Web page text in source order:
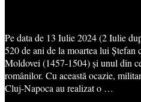
Pe data de 13 Iulie 2024 (2 Iulie
520 de ani de la moartea lui
Moldovei (1457-1504) și unul din
românilor. Cu această ocazie,
Cluj-Napoca au realizat o …